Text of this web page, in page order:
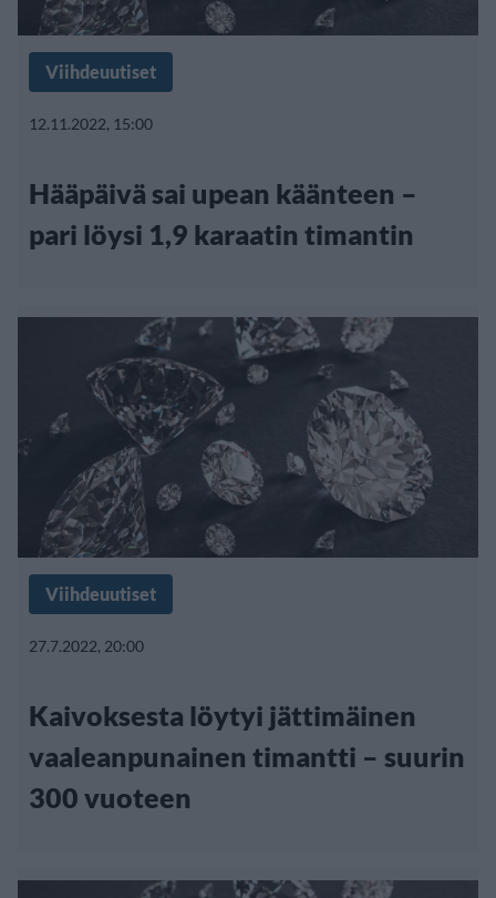
Viihdeuutiset
12.11.2022, 15:00
Hääpäivä sai upean käänteen –
pari löysi 1,9 karaatin timantin
Viihdeuutiset
27.7.2022, 20:00
Kaivoksesta löytyi jättimäinen
vaaleanpunainen timantti – suurin
300 vuoteen